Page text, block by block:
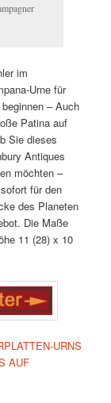
im
Urne für
– Auch
Patina auf
Sie dieses
Antiques
möchten –
für den
des Planeten
Die Maße
11 (28) x 10
URNS
AUF